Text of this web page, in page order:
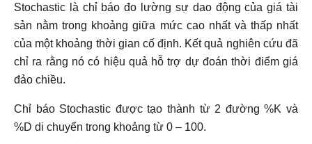
Stochastic là chỉ báo đo lường sự dao động của giá tài
sản nằm trong khoảng giữa mức cao nhất và thấp nhất
của một khoảng thời gian cố định. Kết quả nghiên cứu đã
chỉ ra rằng nó có hiệu quả hỗ trợ dự đoán thời điểm giá
đảo chiều.
Chỉ báo Stochastic được tạo thành từ 2 đường %K và
%D di chuyển trong khoảng từ 0 – 100.